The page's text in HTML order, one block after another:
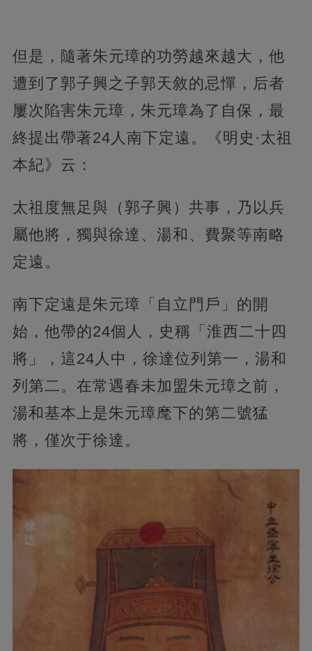
但是，隨著朱元璋的功勞越來越大，他
遭到了郭子興之子郭天敘的忌憚，后者
屢次陷害朱元璋，朱元璋為了自保，最
終提出帶著24人南下定遠。《明史·太祖
本紀》云：
太祖度無足與（郭子興）共事，乃以兵
屬他將，獨與徐達、湯和、費聚等南略
定遠。
南下定遠是朱元璋「自立門戶」的開
始，他帶的24個人，史稱「淮西二十四
將」，這24人中，徐達位列第一，湯和
列第二。在常遇春未加盟朱元璋之前，
湯和基本上是朱元璋麾下的第二號猛
將，僅次于徐達。